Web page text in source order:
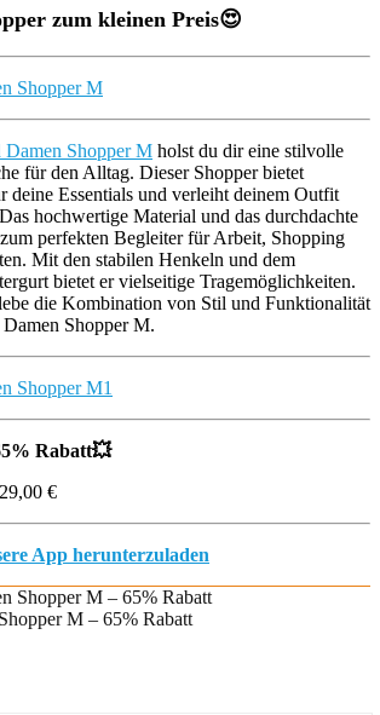
zum kleinen Preis😍
Damen Shopper M holst du dir eine stilvolle
für den Alltag. Dieser Shopper bietet
deine Essentials und verleiht deinem Outfit
hochwertige Material und das durchdachte
perfekten Begleiter für Arbeit, Shopping
Mit den stabilen Henkeln und dem
bietet er vielseitige Tragemöglichkeiten.
die Kombination von Stil und Funktionalität
Shopper M.
Rabatt💥
€
App herunterzuladen
M – 65% Rabatt